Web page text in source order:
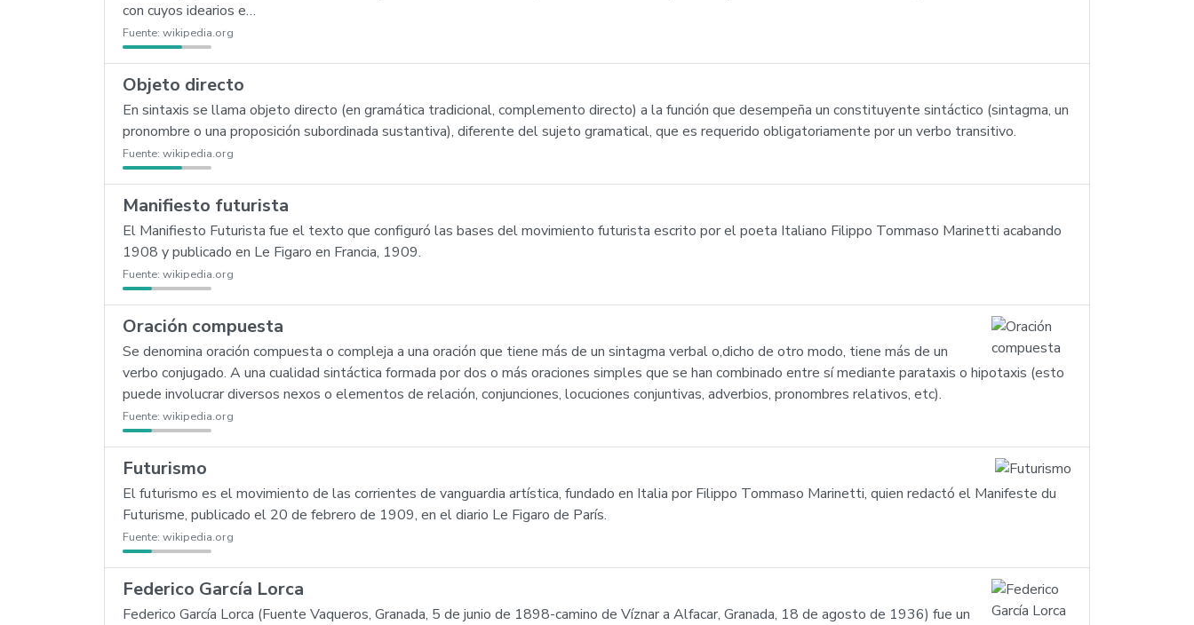
con cuyos idearios e…
Fuente: wikipedia.org
Objeto directo
En sintaxis se llama objeto directo (en gramática tradicional, complemento directo) a la función que desempeña un constituyente sintáctico (sintagma, un
pronombre o una proposición subordinada sustantiva), diferente del sujeto gramatical, que es requerido obligatoriamente por un verbo transitivo.
Fuente: wikipedia.org
Manifiesto futurista
El Manifiesto Futurista fue el texto que configuró las bases del movimiento futurista escrito por el poeta Italiano Filippo Tommaso Marinetti acabando
1908 y publicado en Le Figaro en Francia, 1909.
Fuente: wikipedia.org
Oración compuesta
Se denomina oración compuesta o compleja a una oración que tiene más de un sintagma verbal o,dicho de otro modo, tiene más de un
verbo conjugado. A una cualidad sintáctica formada por dos o más oraciones simples que se han combinado entre sí mediante parataxis o hipotaxis (esto
puede involucrar diversos nexos o elementos de relación, conjunciones, locuciones conjuntivas, adverbios, pronombres relativos, etc).
Fuente: wikipedia.org
Futurismo
El futurismo es el movimiento de las corrientes de vanguardia artística, fundado en Italia por Filippo Tommaso Marinetti, quien redactó el Manifeste du
Futurisme, publicado el 20 de febrero de 1909, en el diario Le Figaro de París.
Fuente: wikipedia.org
Federico García Lorca
Federico García Lorca (Fuente Vaqueros, Granada, 5 de junio de 1898-camino de Víznar a Alfacar, Granada, 18 de agosto de 1936) fue un